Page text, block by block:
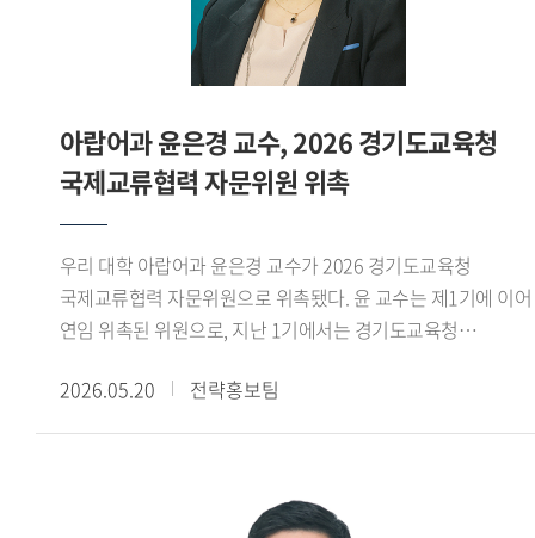
15)https://e-book.hufs.ac.kr/20260623_135256/
미래 세계 질서의 향방을 예측하는 과학적인 나침반이 될
아랍어과 윤은경 교수, 2026 경기도교육청
국제교류협력 자문위원 위촉
우리 대학 아랍어과 윤은경 교수가 2026 경기도교육청
국제교류협력 자문위원으로 위촉됐다. 윤 교수는 제1기에 이어
연임 위촉된 위원으로, 지난 1기에서는 경기도교육청
국제교류협력센터 기반 마련 등에 대한 자문 위원 활동을
글로벌 역량 강화 및 현장 지원 내실화, 국제교류협력 성과 및
2026.05.20 전략홍보팀